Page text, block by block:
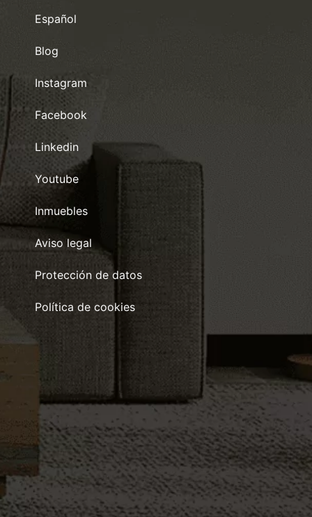
Español
Blog
Instagram
Facebook
Linkedin
Youtube
Inmuebles
Aviso legal
Protección de datos
Política de cookies